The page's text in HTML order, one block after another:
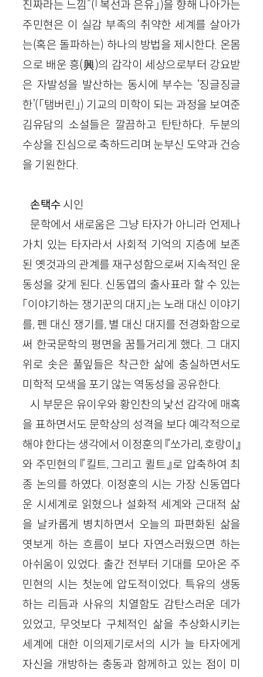
진짜라는 느낌”(「복선과 은유」)을 향해 나아가는
주민현은 이 실감 부족의 취약한 세계를 살아가
는(혹은 돌파하는) 하나의 방법을 제시한다. 온몸
으로 배운 흥(興)의 감각이 세상으로부터 강요받
은 자발성을 발산하는 동시에 부수는 ‘징글징글
한’(「탬버린」) 기교의 미학이 되는 과정을 보여준
김유담의 소설들은 깔끔하고 탄탄하다. 두분의
수상을 진심으로 축하드리며 눈부신 도약과 건승
을 기원한다.
손택수 시인
문학에서 새로움은 그냥 타자가 아니라 언제나
가치 있는 타자라서 사회적 기억의 지층에 보존
된 옛것과의 관계를 재구성함으로써 지속적인 운
동성을 갖게 된다. 신동엽의 출사표라 할 수 있는
「이야기하는 쟁기꾼의 대지」는 노래 대신 이야기
를, 펜 대신 쟁기를, 별 대신 대지를 전경화함으로
써 한국문학의 평면을 꿈틀거리게 했다. 그 대지
위로 솟은 풀잎들은 착근한 삶에 충실하면서도
미학적 모색을 포기 않는 역동성을 공유한다.
시 부문은 유이우와 황인찬의 낯선 감각에 매혹
을 표하면서도 문학상의 성격을 보다 예각적으로
해야 한다는 생각에서 이정훈의 『쏘가리, 호랑이』
와 주민현의 『킬트, 그리고 퀼트』로 압축하여 최
종 논의를 하였다. 이정훈의 시는 가장 신동엽다
운 시세계로 읽혔으나 설화적 세계와 근대적 삶
을 날카롭게 병치하면서 오늘의 파편화된 삶을
엿보게 하는 흐름이 보다 자연스러웠으면 하는
아쉬움이 있었다. 출간 전부터 기대를 모아온 주
민현의 시는 첫눈에 압도적이었다. 특유의 생동
하는 리듬과 사유의 치열함도 감탄스러운 데가
있었고, 무엇보다 구체적인 삶을 추상화시키는
세계에 대한 이의제기로서의 시가 늘 타자에게
자신을 개방하는 충동과 함께하고 있는 점이 미